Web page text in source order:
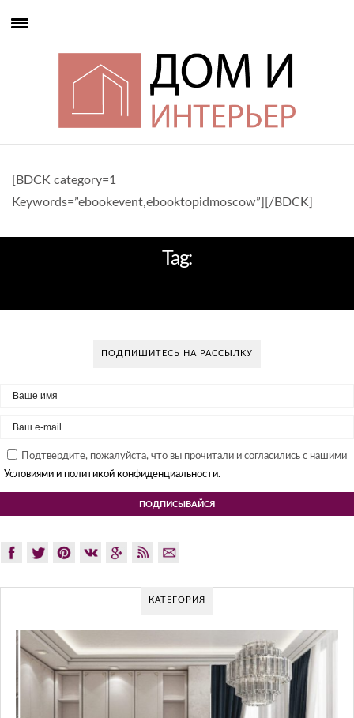
[BDCK category=1
Keywords=”ebookevent,ebooktopidmoscow”][/BDCK]
Tag:
ПОДПИШИТЕСЬ НА РАССЫЛКУ
Подтвердите, пожалуйста, что вы прочитали и согласились с нашими
Условиями и политикой конфиденциальности.
КАТЕГОРИЯ